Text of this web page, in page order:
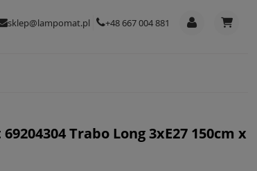
sklep@lampomat.pl +48 667 004 881
Trabo Long 3xE27 150cm x